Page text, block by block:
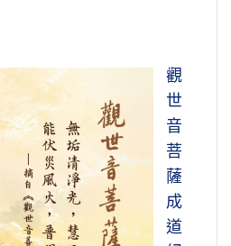
觀
世
音
菩
薩
成
道